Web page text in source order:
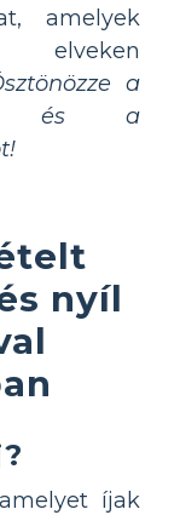
amelyek
a
és a
nyíl
íjak